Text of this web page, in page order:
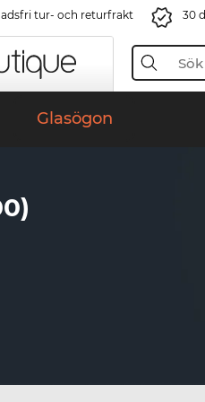
tur- och returfrakt 30
Glasögon